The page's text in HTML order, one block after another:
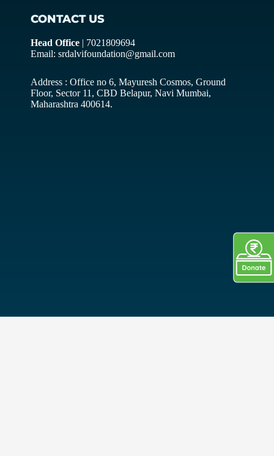
CONTACT US
Head Office | 7021809694
Email: srdalvifoundation@gmail.com
Address : Office no 6, Mayuresh Cosmos, Ground
Floor, Sector 11, CBD Belapur, Navi Mumbai,
Maharashtra 400614.